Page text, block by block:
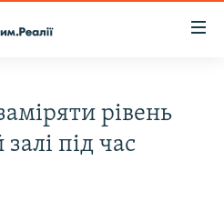
рівень
під час